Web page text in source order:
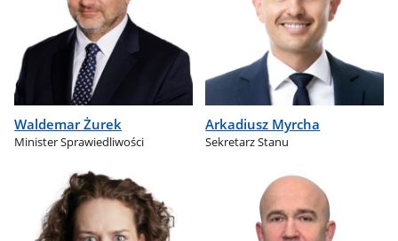
Waldemar Żurek
Minister Sprawiedliwości
Arkadiusz Myrcha
Sekretarz Stanu